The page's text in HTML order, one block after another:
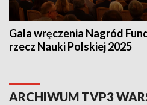
Gala wręczenia Nagród
rzecz Nauki Polskiej 2025
ARCHIWUM TVP3